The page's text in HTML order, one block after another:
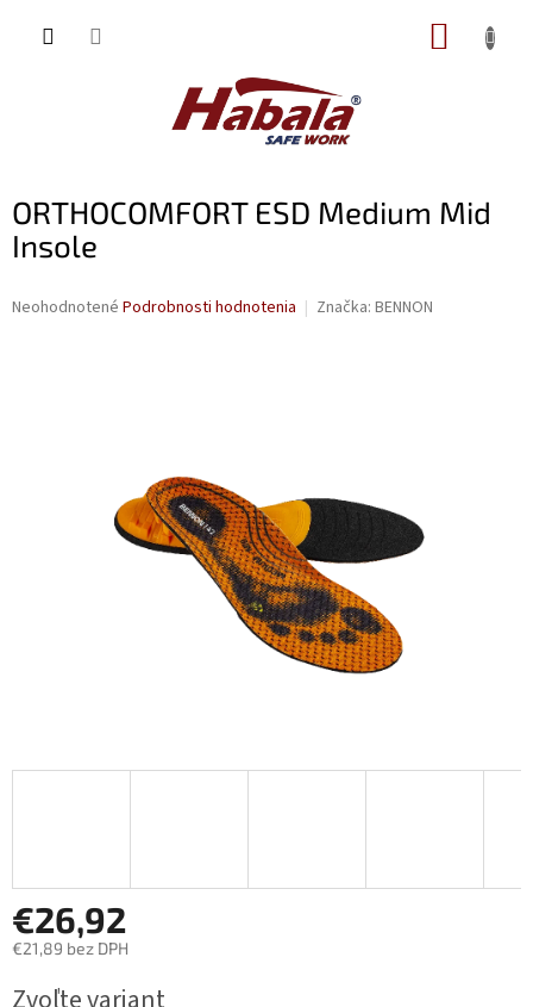
ORTHOCOMFORT ESD Medium Mid
Insole
Priemerné
Neohodnotené Podrobnosti hodnotenia Značka: BENNON
€26,92
€21,89 bez DPH